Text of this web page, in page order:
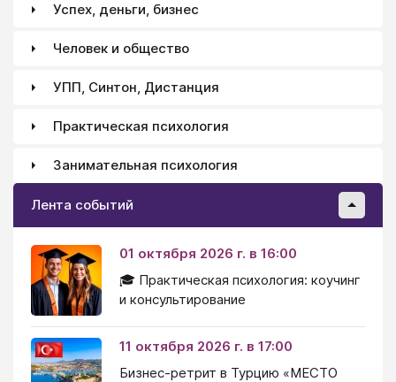
должен проявлять активность. Как, в таком случае,
Успех, деньги, бизнес
Человек и общество
УПП, Синтон, Дистанция
Практическая психология
Занимательная психология
Лента событий
01 октября 2026 г. в 16:00
🎓 Практическая психология: коучинг
и консультирование
11 октября 2026 г. в 17:00
Бизнес-ретрит в Турцию «МЕСТО